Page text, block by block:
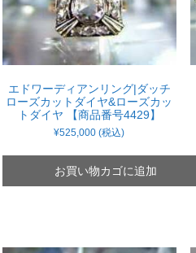
エドワーディアンリング|ダッチ
ローズカットダイヤ&ローズカッ
トダイヤ 【商品番号4429】
¥525,000 (税込)
お買い物カゴに追加